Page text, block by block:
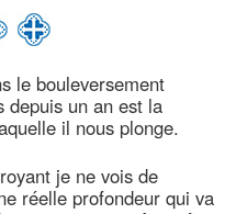
le bouleversement
depuis un an est la
il nous plonge.
je ne vois de
réelle profondeur qui va